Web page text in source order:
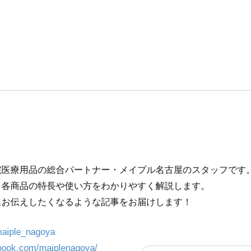
療用品の総合パートナー・メイプル名古屋のスタッフです。
商品の特長や使い方をわかりやすく解説します。
伝えしたくなるような記事をお届けします！
maiplenagoya/